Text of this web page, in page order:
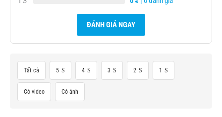
ĐÁNH GIÁ NGAY
Tất cả 5 4 3 2 1
Có video Có ảnh